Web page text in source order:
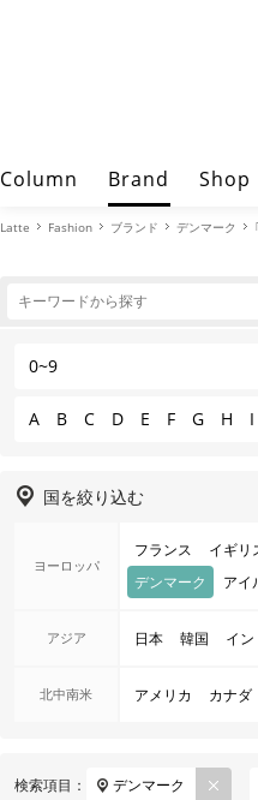
Column Brand Shop
Latte Fashion ブランド デンマーク
0~9
A B C D E F G H I
国を絞り込む
ヨーロッパ
フランス イギリ
デンマーク
アイ
アジア 日本 韓国 イン
北中南米 アメリカ カナダ
検索項目： デンマーク
REM
OVE